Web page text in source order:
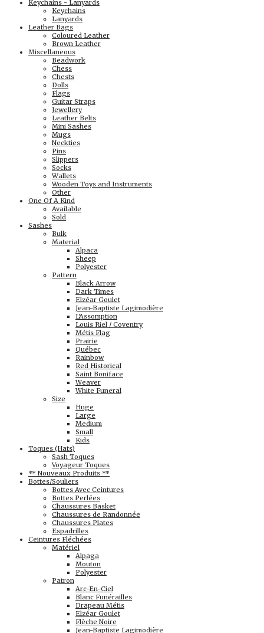
Keychains - Lanyards
Keychains
Lanyards
Leather Bags
Coloured Leather
Brown Leather
Miscellaneous
Beadwork
Chess
Chests
Dolls
Flags
Guitar Straps
Jewellery
Leather Belts
Mini Sashes
Mugs
Neckties
Pins
Slippers
Socks
Wallets
Wooden Toys and Instruments
Other
One Of A Kind
Available
Sold
Sashes
Bulk
Material
Alpaca
Sheep
Polyester
Pattern
Black Arrow
Dark Times
Elzéar Goulet
Jean-Baptiste Lagimodière
L'Assomption
Louis Riel / Coventry
Métis Flag
Prairie
Québec
Rainbow
Red Historical
Saint Boniface
Weaver
White Funeral
Size
Huge
Large
Medium
Small
Kids
Toques (Hats)
Sash Toques
Voyageur Toques
** Nouveaux Produits **
Bottes/Souliers
Bottes Avec Ceintures
Bottes Perlées
Chaussures Basket
Chaussures de Randonnée
Chaussures Plates
Espadrilles
Ceintures Fléchées
Matériel
Alpaga
Mouton
Polyester
Patron
Arc-En-Ciel
Blanc Funérailles
Drapeau Métis
Elzéar Goulet
Flèche Noire
Jean-Baptiste Lagimodière